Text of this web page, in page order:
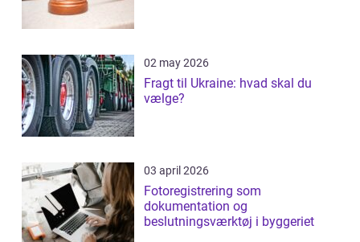
02 may 2026
Fragt til Ukraine: hvad skal du
vælge?
03 april 2026
Fotoregistrering som
dokumentation og
beslutningsværktøj i byggeriet